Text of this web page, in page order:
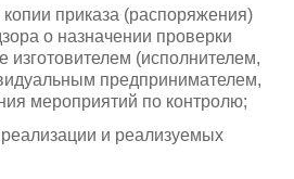
приказа (распоряжения)
о назначении проверки
(исполнителем,
предпринимателем,
мероприятий по контролю;
и реализуемых